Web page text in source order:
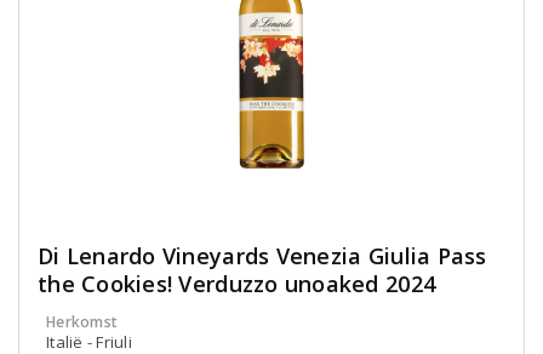
Di Lenardo Vineyards Venezia Giulia Pass
the Cookies! Verduzzo unoaked 2024
Herkomst
Italië - Friuli